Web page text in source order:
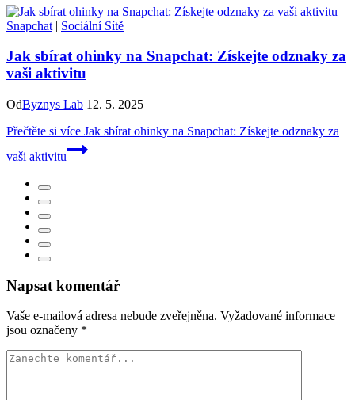
Snapchat | Sociální Sítě
Jak sbírat ohinky na Snapchat: Získejte odznaky za
vaši aktivitu
OdByznys Lab 12. 5. 2025
Přečtěte si více Jak sbírat ohinky na Snapchat: Získejte odznaky za
vaši aktivitu
Napsat komentář
Vaše e-mailová adresa nebude zveřejněna. Vyžadované informace
jsou označeny *